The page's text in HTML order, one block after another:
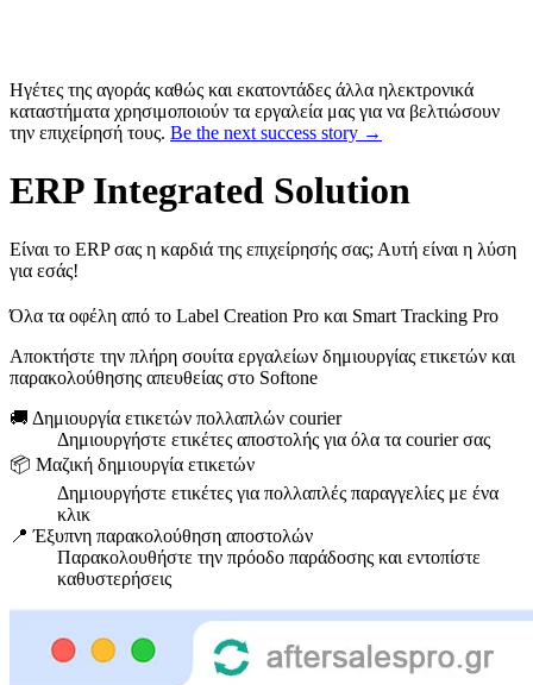
Ηγέτες της αγοράς καθώς και εκατοντάδες άλλα ηλεκτρονικά
καταστήματα χρησιμοποιούν τα εργαλεία μας για να βελτιώσουν
την επιχείρησή τους. Be the next success story →
ERP Integrated Solution
Είναι το ERP σας η καρδιά της επιχείρησής σας; Αυτή είναι η λύση
για εσάς!
Όλα τα οφέλη από το Label Creation Pro και Smart Tracking Pro
Αποκτήστε την πλήρη σουίτα εργαλείων δημιουργίας ετικετών και
παρακολούθησης απευθείας στο Softone
🚚 Δημιουργία ετικετών πολλαπλών courier
Δημιουργήστε ετικέτες αποστολής για όλα τα courier σας
📦 Μαζική δημιουργία ετικετών
Δημιουργήστε ετικέτες για πολλαπλές παραγγελίες με ένα
κλικ
📍 Έξυπνη παρακολούθηση αποστολών
Παρακολουθήστε την πρόοδο παράδοσης και εντοπίστε
καθυστερήσεις